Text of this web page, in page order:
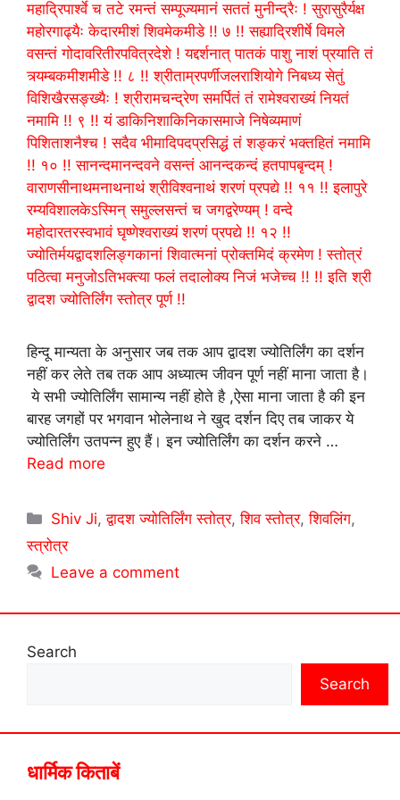
हिन्दू मान्यता के अनुसार जब तक आप द्वादश ज्योतिर्लिंग का दर्शन
नहीं कर लेते तब तक आप अध्यात्म जीवन पूर्ण नहीं माना जाता है।
ये सभी ज्योतिर्लिंग सामान्य नहीं होते है ,ऐसा माना जाता है की इन
बारह जगहों पर भगवान भोलेनाथ ने खुद दर्शन दिए तब जाकर ये
ज्योतिर्लिंग उतपन्न हुए हैं। इन ज्योतिर्लिंग का दर्शन करने …
Read more
Categories
Shiv Ji,द्वादश ज्योतिर्लिंग स्तोत्र,शिव स्तोत्र,शिवलिंग,
स्त्रोत्र
Leave a comment
Search
Search
धार्मिक किताबें